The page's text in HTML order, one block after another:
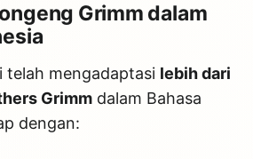
Grimm dalam
telah mengadaptasi lebih dari
Grimm dalam Bahasa
dengan: